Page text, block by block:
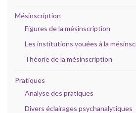
Mésinscription
Figures de la mésinscription
Les institutions vouées à la
Théorie de la mésinscription
Pratiques
Analyse des pratiques
Divers éclairages psychanalytiques